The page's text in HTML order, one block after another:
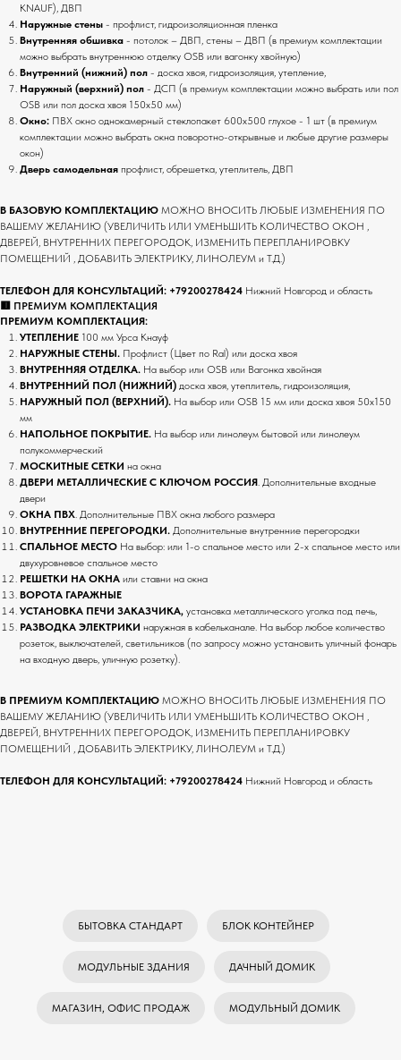
KNAUF), ДВП
Наружные стены - профлист, гидроизоляционная пленка
Внутренняя обшивка - потолок – ДВП, стены – ДВП (в премиум комплектации
можно выбрать внутреннюю отделку OSB или вагонку хвойную)
Внутренний (нижний) пол - доска хвоя, гидроизоляция, утепление,
Наружный (верхний) пол - ДСП (в премиум комплектации можно выбрать или пол
OSB или пол доска хвоя 150х50 мм)
Окно: ПВХ окно однокамерный стеклопакет 600х500 глухое - 1 шт (в премиум
комплектации можно выбрать окна поворотно-открывные и любые другие размеры
окон)
Дверь самодельная профлист, обрешетка, утеплитель, ДВП
В БАЗОВУЮ КОМПЛЕКТАЦИЮ МОЖНО ВНОСИТЬ ЛЮБЫЕ ИЗМЕНЕНИЯ ПО
ВАШЕМУ ЖЕЛАНИЮ (УВЕЛИЧИТЬ ИЛИ УМЕНЬШИТЬ КОЛИЧЕСТВО ОКОН ,
ДВЕРЕЙ, ВНУТРЕННИХ ПЕРЕГОРОДОК, ИЗМЕНИТЬ ПЕРЕПЛАНИРОВКУ
ПОМЕЩЕНИЙ , ДОБАВИТЬ ЭЛЕКТРИКУ, ЛИНОЛЕУМ и Т.Д.)
ТЕЛЕФОН ДЛЯ КОНСУЛЬТАЦИЙ: +79200278424 Нижний Новгород и область
🟥 ПРЕМИУМ КОМПЛЕКТАЦИЯ
ПРЕМИУМ КОМПЛЕКТАЦИЯ:
УТЕПЛЕНИЕ 100 мм Урса Кнауф
НАРУЖНЫЕ СТЕНЫ. Профлист (Цвет по Ral) или доска хвоя
ВНУТРЕННЯЯ ОТДЕЛКА. На выбор или OSB или Вагонка хвойная
ВНУТРЕННИЙ ПОЛ (НИЖНИЙ) доска хвоя, утеплитель, гидроизоляция,
НАРУЖНЫЙ ПОЛ (ВЕРХНИЙ). На выбор или OSB 15 мм или доска хвоя 50х150
мм
НАПОЛЬНОЕ ПОКРЫТИЕ. На выбор или линолеум бытовой или линолеум
полукоммерческий
МОСКИТНЫЕ СЕТКИ на окна
ДВЕРИ МЕТАЛЛИЧЕСКИЕ С КЛЮЧОМ РОССИЯ . Дополнительные входные
двери
ОКНА ПВХ . Дополнительные ПВХ окна любого размера
ВНУТРЕННИЕ ПЕРЕГОРОДКИ. Дополнительные внутренние перегородки
СПАЛЬНОЕ МЕСТО На выбор: или 1-о спальное место или 2-х спальное место или
двухуровневое спальное место
РЕШЕТКИ НА ОКНА или ставни на окна
ВОРОТА ГАРАЖНЫЕ
УСТАНОВКА ПЕЧИ ЗАКАЗЧИКА, установка металлического уголка под печь,
РАЗВОДКА ЭЛЕКТРИКИ наружная в кабельканале. На выбор любое количество
розеток, выключателей, светильников (по запросу можно установить уличный фонарь
на входную дверь, уличную розетку).
В ПРЕМИУМ КОМПЛЕКТАЦИЮ МОЖНО ВНОСИТЬ ЛЮБЫЕ ИЗМЕНЕНИЯ ПО
ВАШЕМУ ЖЕЛАНИЮ (УВЕЛИЧИТЬ ИЛИ УМЕНЬШИТЬ КОЛИЧЕСТВО ОКОН ,
ДВЕРЕЙ, ВНУТРЕННИХ ПЕРЕГОРОДОК, ИЗМЕНИТЬ ПЕРЕПЛАНИРОВКУ
ПОМЕЩЕНИЙ , ДОБАВИТЬ ЭЛЕКТРИКУ, ЛИНОЛЕУМ и Т.Д.)
ТЕЛЕФОН ДЛЯ КОНСУЛЬТАЦИЙ: +79200278424 Нижний Новгород и область
БЫТОВКА СТАНДАРТ БЛОК КОНТЕЙНЕР
МОДУЛЬНЫЕ ЗДАНИЯ ДАЧНЫЙ ДОМИК
МАГАЗИН, ОФИС ПРОДАЖ МОДУЛЬНЫЙ ДОМИК